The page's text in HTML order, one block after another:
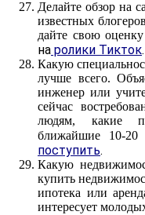
Делайте обзор на
известных
дайте свою
на ролики Тикток.
Какую
лучше всего.
инженер или
сейчас
людям, какие
ближайшие 10-20
поступить.
Какую
купить
ипотека или
интересует